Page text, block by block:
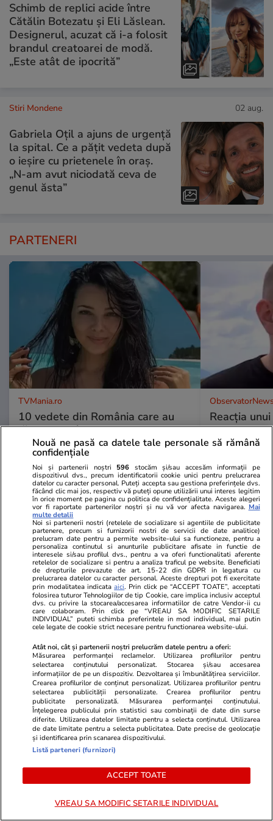
Schimb de replici acide între
Cătălin Botezatu și Eli Lăslean.
Designerul, acuzat că i-a folosit
brandul creatoarei de modă.
„Este atât de ipocrită”
Stiri Mondene 02 aug.
Gabriela Oțil a ajuns de urgență
la spital. Ce a pățit vedeta după
o ieșire cu prietenele în oraș.
„N-am avut niciodată ceva de
genul ăsta”
PARTENERI
TVMania.ro
10 vedete din România care au
făcut furori în costum de baie.
Imagini spectaculoase cu Antonia,
INNA, Bianca Drăgușanu și alte
dive
Reacția
ce a ajuns
prima dată
PARTENERI
GSP.ro
Distracție la plajă! Cum a apărut
Georgina Rodriguez înainte de
nunta cu Cristiano Ronaldo
GSP.ro
Luptătorul
câștigat
de iubita lui
Nouă ne pasă ca datele tale personale să rămână
confidențiale
Noi și partenerii noștri 596 stocăm și/sau accesăm informații pe
dispozitivul dvs., precum identificatorii cookie unici pentru prelucrarea
datelor cu caracter personal. Puteți accepta sau gestiona preferințele dvs.
făcând clic mai jos, respectiv vă puteți opune utilizării unui interes legitim
în orice moment pe pagina cu politica de confidențialitate. Aceste alegeri
vor fi raportate partenerilor noștri și nu vă vor afecta navigarea. Mai
multe detalii
Noi si partenerii nostri (retelele de socializare si agentiile de publicitate
partenere, precum si furnizorii nostri de servicii de date analitice)
prelucram date pentru a permite website-ului sa functioneze, pentru a
personaliza continutul si anunturile publicitare afisate in functie de
interesele si/sau profilul dvs., pentru a va oferi functionalitati aferente
retelelor de socializare si pentru a analiza traficul pe website. Beneficiati
de drepturile prevazute de art. 15-22 din GDPR in legatura cu
prelucrarea datelor cu caracter personal. Aceste drepturi pot fi exercitate
prin modalitatea indicataaici. Prin click pe “ACCEPT TOATE”, acceptati
folosirea tuturor Tehnologiilor de tip Cookie, care implica inclusiv acceptul
dvs. cu privire la stocarea/accesarea informatiilor de catre Vendor-ii cu
care colaboram. Prin click pe “VREAU SA MODIFIC SETARILE
INDIVIDUAL” puteti schimba preferintele in mod individual, mai putin
cele legate de cookie strict necesare pentru functionarea website-ului.
Atât noi, cât și partenerii noștri prelucrăm datele pentru a oferi:
Măsurarea performanței reclamelor. Utilizarea profilurilor pentru
selectarea conținutului personalizat. Stocarea și/sau accesarea
informațiilor de pe un dispozitiv. Dezvoltarea și îmbunătățirea serviciilor.
Crearea profilurilor de conținut personalizat. Utilizarea profilurilor pentru
selectarea publicității personalizate. Crearea profilurilor pentru
publicitate personalizată. Măsurarea performanței conținutului.
Înțelegerea publicului prin statistici sau combinații de date din surse
diferite. Utilizarea datelor limitate pentru a selecta conținutul. Utilizarea
de date limitate pentru a selecta publicitatea. Date precise de geolocație
și identificarea prin scanarea dispozitivului.
Listă parteneri (furnizori)
ACCEPT TOATE
VREAU SA MODIFIC SETARILE INDIVIDUAL